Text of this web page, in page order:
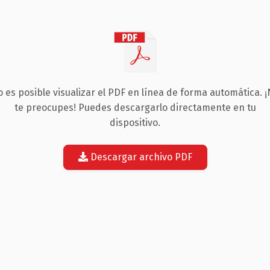
es posible visualizar el PDF en línea de forma automática.
te preocupes! Puedes descargarlo directamente en tu
dispositivo.
Descargar archivo PDF